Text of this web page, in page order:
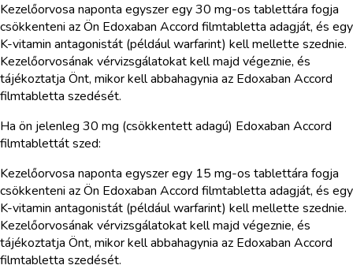
Kezelőorvosa naponta egyszer egy 30 mg-os tablettára fogja
csökkenteni az Ön Edoxaban Accord filmtabletta adagját, és egy
K-vitamin antagonistát (például warfarint) kell mellette szednie.
Kezelőorvosának vérvizsgálatokat kell majd végeznie, és
tájékoztatja Önt, mikor kell abbahagynia az Edoxaban Accord
filmtabletta szedését.
Ha ön jelenleg 30 mg (csökkentett adagú) Edoxaban Accord
filmtablettát szed:
Kezelőorvosa naponta egyszer egy 15 mg-os tablettára fogja
csökkenteni az Ön Edoxaban Accord filmtabletta adagját, és egy
K-vitamin antagonistát (például warfarint) kell mellette szednie.
Kezelőorvosának vérvizsgálatokat kell majd végeznie, és
tájékoztatja Önt, mikor kell abbahagynia az Edoxaban Accord
filmtabletta szedését.